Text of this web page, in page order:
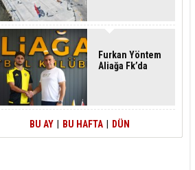
Furkan Yöntem
Aliağa Fk’da
BU AY BU HAFTA DÜN